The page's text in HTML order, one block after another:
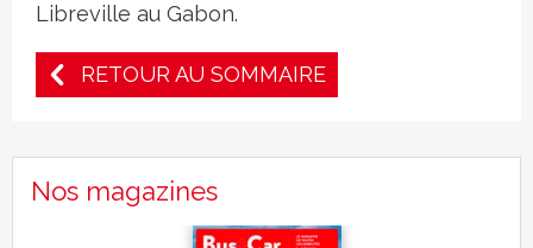
Libreville au Gabon.
RETOUR AU SOMMAIRE
Nos magazines